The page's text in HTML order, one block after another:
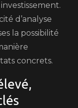
d’analyse
la possibilité
concrets.